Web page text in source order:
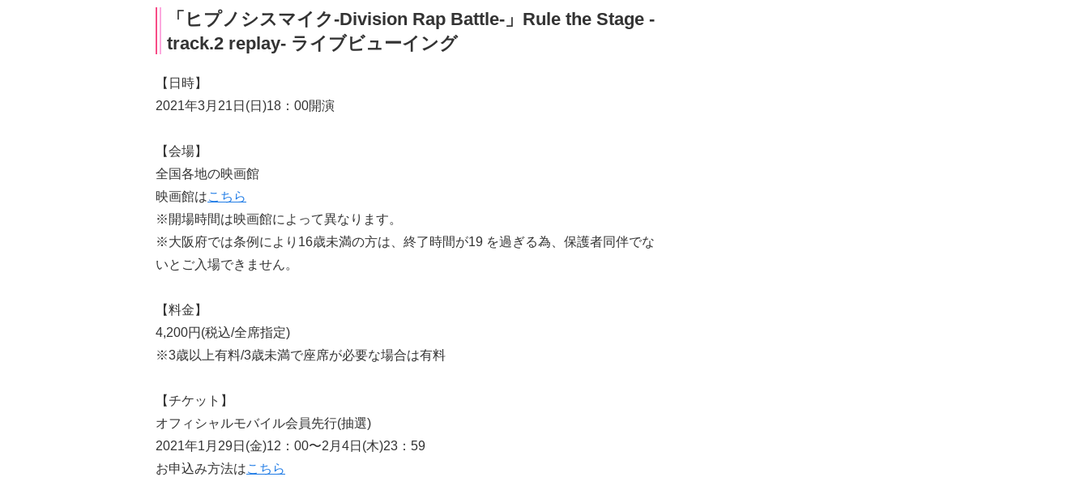
「ヒプノシスマイク-Division Rap Battle-」Rule the Stage -
track.2 replay- ライブビューイング
【日時】
2021年3月21日(日)18：00開演
【会場】
全国各地の映画館
映画館はこちら
※開場時間は映画館によって異なります。
※大阪府では条例により16歳未満の方は、終了時間が19 を過ぎる為、保護者同伴でな
いとご入場できません。
【料金】
4,200円(税込/全席指定)
※3歳以上有料/3歳未満で座席が必要な場合は有料
【チケット】
オフィシャルモバイル会員先行(抽選)
2021年1月29日(金)12：00〜2月4日(木)23：59
お申込み方法はこちら